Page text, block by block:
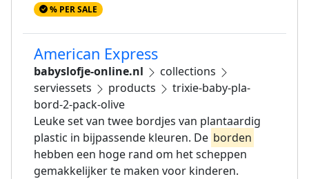
% PER SALE
American Express
babyslofje-online.nl
collections
serviessets
products
trixie-baby-pla-
bord-2-pack-olive
Leuke set van twee bordjes van plantaardig
plastic in bijpassende kleuren. De borden
hebben een hoge rand om het scheppen
gemakkelijker te maken voor kinderen.